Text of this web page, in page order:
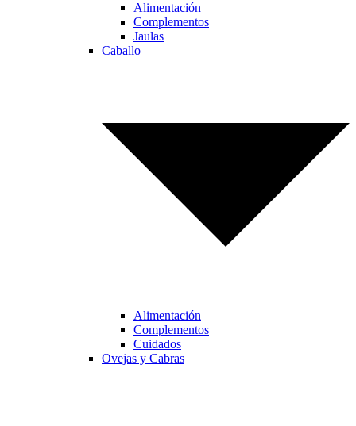
Alimentación
Complementos
Jaulas
Caballo
Alimentación
Complementos
Cuidados
Ovejas y Cabras